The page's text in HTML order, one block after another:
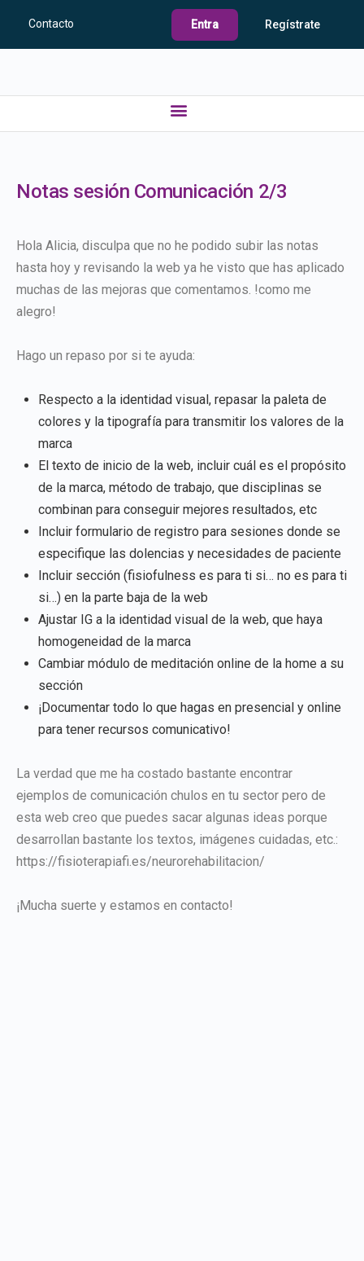
Contacto Entra Regístrate
Notas sesión Comunicación 2/3
Hola Alicia, disculpa que no he podido subir las notas
hasta hoy y revisando la web ya he visto que has aplicado
muchas de las mejoras que comentamos. !como me
alegro!
Hago un repaso por si te ayuda:
Respecto a la identidad visual, repasar la paleta de
colores y la tipografía para transmitir los valores de la
marca
El texto de inicio de la web, incluir cuál es el propósito
de la marca, método de trabajo, que disciplinas se
combinan para conseguir mejores resultados, etc
Incluir formulario de registro para sesiones donde se
especifique las dolencias y necesidades de paciente
Incluir sección (fisiofulness es para ti si… no es para ti
si…) en la parte baja de la web
Ajustar IG a la identidad visual de la web, que haya
homogeneidad de la marca
Cambiar módulo de meditación online de la home a su
sección
¡Documentar todo lo que hagas en presencial y online
para tener recursos comunicativo!
La verdad que me ha costado bastante encontrar
ejemplos de comunicación chulos en tu sector pero de
esta web creo que puedes sacar algunas ideas porque
desarrollan bastante los textos, imágenes cuidadas, etc.:
https://fisioterapiafi.es/neurorehabilitacion/
¡Mucha suerte y estamos en contacto!